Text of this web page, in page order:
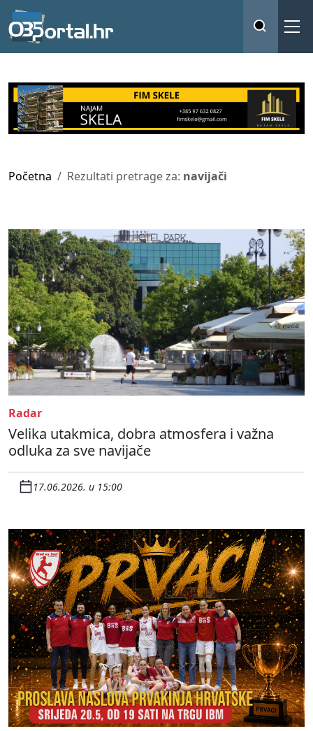
Početna Rezultati pretrage za: navijači
Radar
Velika utakmica, dobra atmosfera i važna
odluka za sve navijače
17.06.2026. u 15:00